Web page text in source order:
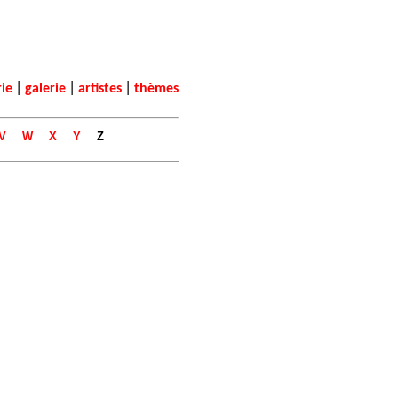
galerie artistes thèmes
W X Y Z